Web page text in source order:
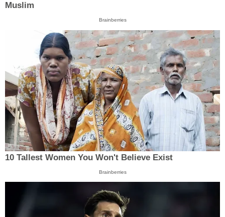
Muslim
Brainberries
10 Tallest Women You Won't Believe Exist
Brainberries